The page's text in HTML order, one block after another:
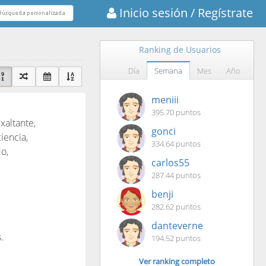
Inicio sesión / Regístrate
Ranking de Usuarios
Día Semana Mes Año
meniii
395.70 puntos
gonci
334.64 puntos
carlos55
287.44 puntos
benji
282.62 puntos
danteverne
194.52 puntos
Ver ranking completo